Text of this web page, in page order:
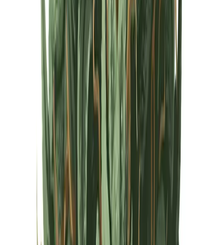
Cannabis Extrakte